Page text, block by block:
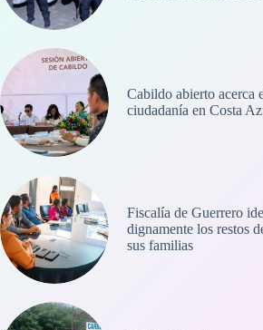
Cabildo abierto acerca
ciudadanía en Costa
Fiscalía de Guerrero
dignamente los restos
sus familias